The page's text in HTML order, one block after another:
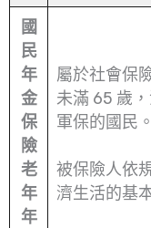
國
民
年
金
保
險
老
年
年
屬於社會保
未滿 65 歲
軍保的國民。
被保險人依
濟生活的基